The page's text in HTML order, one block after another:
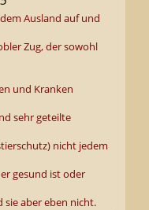
Ausland auf und
Zug, der sowohl
und Kranken
sehr geteilte
nicht jedem
gesund ist oder
sie aber eben nicht.